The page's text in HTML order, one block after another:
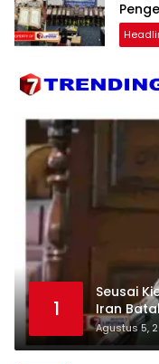
1
Seusai
Iran
Agustus 5,